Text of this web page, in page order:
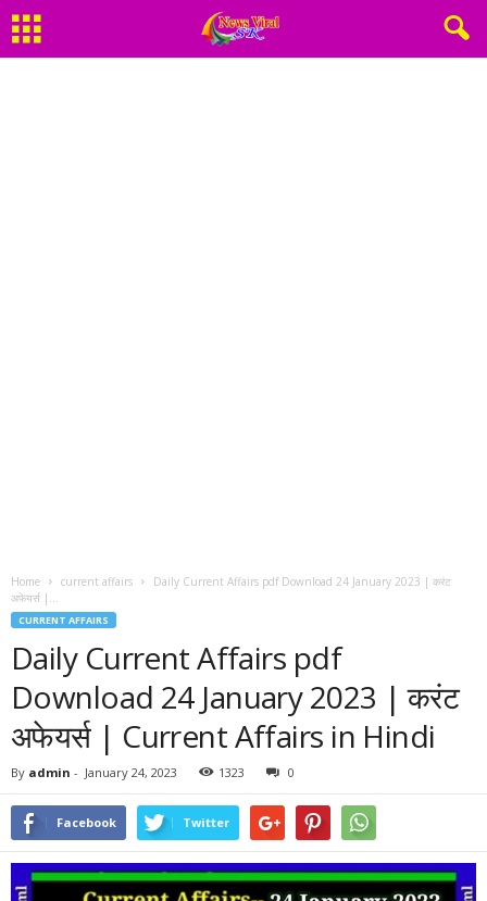
Home current affairs
Daily Current Affairs pdf Download 24 January 2023 | करंट
अफेयर्स |...
CURRENT AFFAIRS
Daily Current Affairs pdf
Download 24 January 2023 | करंट
अफेयर्स | Current Affairs in Hindi
By admin - January 24, 2023 1323 0
Facebook Twitter